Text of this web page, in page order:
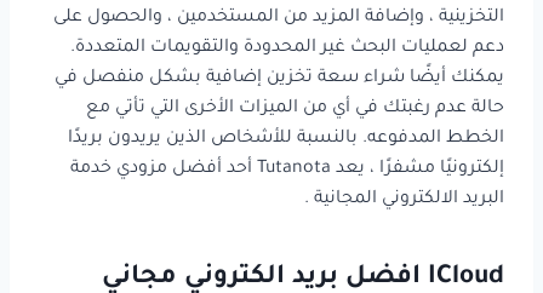
التخزينية ، وإضافة المزيد من المستخدمين ، والحصول على
دعم لعمليات البحث غير المحدودة والتقويمات المتعددة.
يمكنك أيضًا شراء سعة تخزين إضافية بشكل منفصل في
حالة عدم رغبتك في أي من الميزات الأخرى التي تأتي مع
الخطط المدفوعه. بالنسبة للأشخاص الذين يريدون بريدًا
إلكترونيًا مشفرًا ، يعد Tutanota أحد أفضل مزودي خدمة
البريد الالكتروني المجانية .
ICloud افضل بريد الكتروني مجاني